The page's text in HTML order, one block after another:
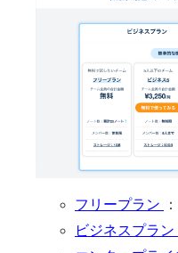
フリープラン ：
ビジネスプラン